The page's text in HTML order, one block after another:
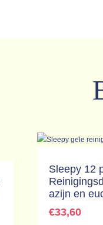
Sleepy 12
azijn en
€33,60